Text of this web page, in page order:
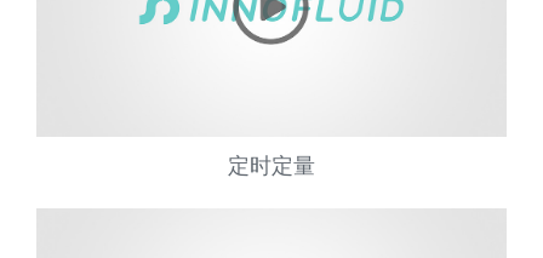
定时定量